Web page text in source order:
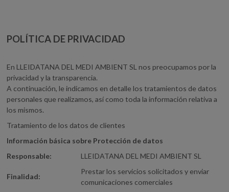
POLÍTICA DE PRIVACIDAD
En LLEIDATANA DEL MEDI AMBIENT SL nos preocupamos por la
privacidad y la transparencia.
A continuación, le indicamos en detalle los tratamientos de datos
personales que realizamos, así como toda la información relativa a
los mismos.
Tratamiento de los datos de clientes
Información básica sobre Protección de datos
Responsable:
LLEIDATANA DEL MEDI AMBIENT SL
Finalidad:
Prestar los servicios solicitados y enviar
comunicaciones comerciales